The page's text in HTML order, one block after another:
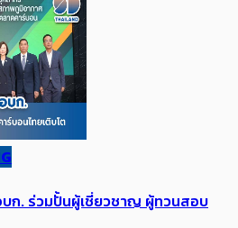
ก. ร่วมปั้นผู้เชี่ยวชาญ ผู้ทวนสอบ